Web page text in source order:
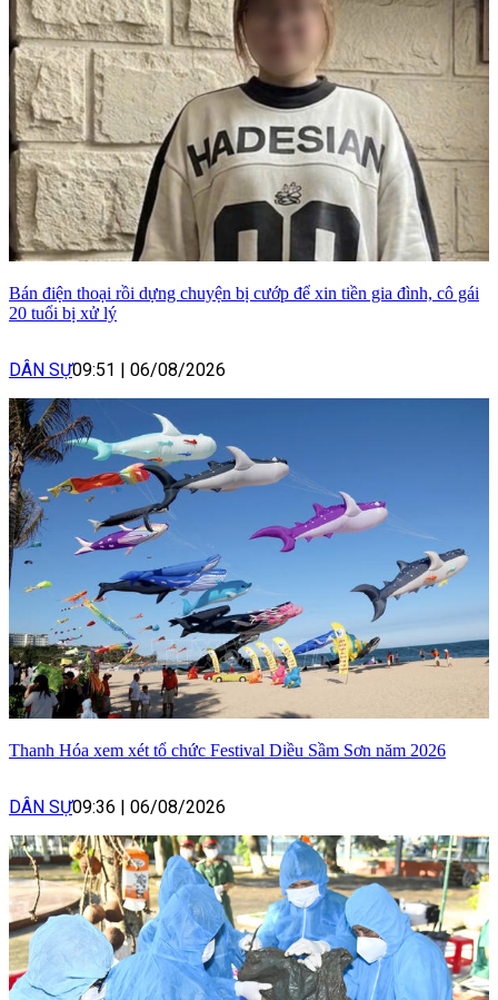
Bán điện thoại rồi dựng chuyện bị cướp để xin tiền gia đình, cô gái
20 tuổi bị xử lý
DÂN SỰ09:51 | 06/08/2026
Thanh Hóa xem xét tổ chức Festival Diều Sầm Sơn năm 2026
DÂN SỰ09:36 | 06/08/2026